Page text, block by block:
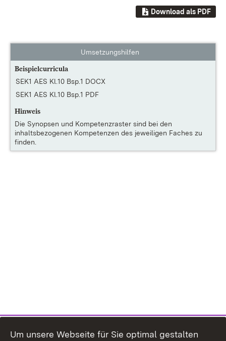
Download als PDF
Umsetzungshilfen
Beispielcurricula
SEK1 AES Kl.10 Bsp.1 DOCX
SEK1 AES Kl.10 Bsp.1 PDF
Hinweis
Die Synopsen und Kompetenzraster sind bei den
inhaltsbezogenen Kompetenzen des jeweiligen Faches zu
finden.
Um unsere Webseite für Sie optimal gestalten